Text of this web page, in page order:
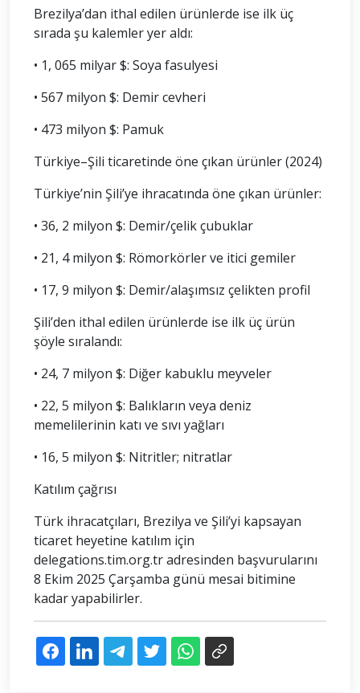
Brezilya’dan ithal edilen ürünlerde ise ilk üç
sırada şu kalemler yer aldı:
• 1, 065 milyar $: Soya fasulyesi
• 567 milyon $: Demir cevheri
• 473 milyon $: Pamuk
Türkiye–Şili ticaretinde öne çıkan ürünler (2024)
Türkiye’nin Şili’ye ihracatında öne çıkan ürünler:
• 36, 2 milyon $: Demir/çelik çubuklar
• 21, 4 milyon $: Römorkörler ve itici gemiler
• 17, 9 milyon $: Demir/alaşımsız çelikten profil
Şili’den ithal edilen ürünlerde ise ilk üç ürün
şöyle sıralandı:
• 24, 7 milyon $: Diğer kabuklu meyveler
• 22, 5 milyon $: Balıkların veya deniz
memelilerinin katı ve sıvı yağları
• 16, 5 milyon $: Nitritler; nitratlar
Katılım çağrısı
Türk ihracatçıları, Brezilya ve Şili’yi kapsayan
ticaret heyetine katılım için
delegations.tim.org.tr adresinden başvurularını
8 Ekim 2025 Çarşamba günü mesai bitimine
kadar yapabilirler.